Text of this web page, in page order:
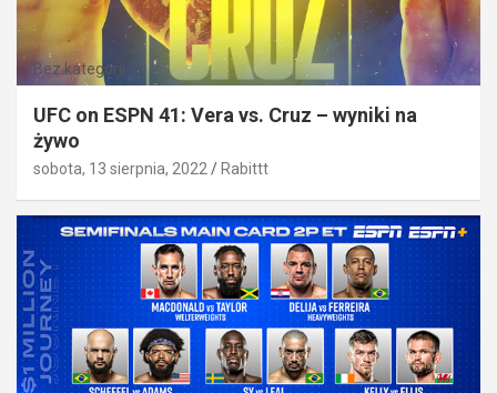
Bez kategorii
UFC on ESPN 41: Vera vs. Cruz – wyniki na
żywo
sobota, 13 sierpnia, 2022 Rabittt